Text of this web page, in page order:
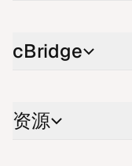
cBri​d​ge
资源